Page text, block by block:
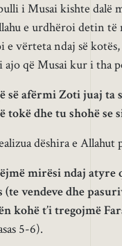
i Musai kishte dalë
e urdhëroi detin
e vërteta ndaj së
ajo që Musai kur i tha
së afërmi Zoti juaj
tokë dhe tu shohë se
dëshira e
mirësi ndaj atyre
(te vendeve dhe
kohë t’i tregojmë
5-6).